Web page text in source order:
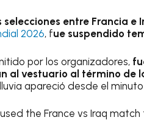
entre Francia e
2026, fue suspendido
por los organizadores,
al vestuario al término de
apareció desde el minuto
the France vs Iraq